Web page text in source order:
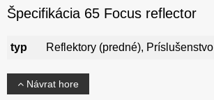
Špecifikácia 65 Focus reflector
typ Reflektory (predné), Príslušenstvo
Návrat hore